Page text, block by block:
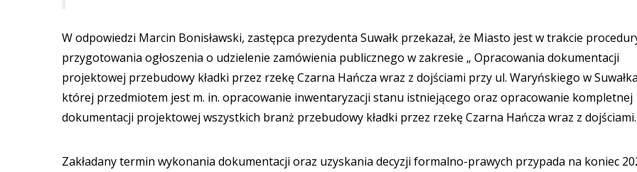
W odpowiedzi Marcin Bonisławski, zastępca prezydenta Suwałk przekazał, że Miasto jest w trakcie
przygotowania ogłoszenia o udzielenie zamówienia publicznego w zakresie „ Opracowania dokumentacji
projektowej przebudowy kładki przez rzekę Czarna Hańcza wraz z dojściami przy ul. Waryńskiego w
której przedmiotem jest m. in. opracowanie inwentaryzacji stanu istniejącego oraz opracowanie kompletnej
dokumentacji projektowej wszystkich branż przebudowy kładki przez rzekę Czarna Hańcza wraz z
Zakładany termin wykonania dokumentacji oraz uzyskania decyzji formalno-prawych przypada na koniec